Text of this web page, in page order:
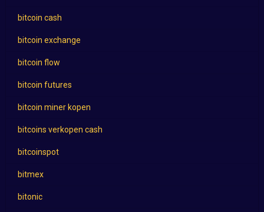
bitcoin cash
bitcoin exchange
bitcoin flow
bitcoin futures
bitcoin miner kopen
bitcoins verkopen cash
bitcoinspot
bitmex
bitonic